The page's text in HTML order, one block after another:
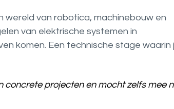
wereld van robotica, machinebouw en
van elektrische systemen in
komen. Een technische stage waarin
concrete projecten en mocht zelfs mee